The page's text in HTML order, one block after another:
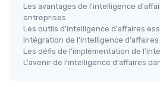
Les avantages de l'intelligence
entreprises
Les outils d'intelligence d'affaires
Intégration de l'intelligence
Les défis de l'implémentation de
L'avenir de l'intelligence d'affaires